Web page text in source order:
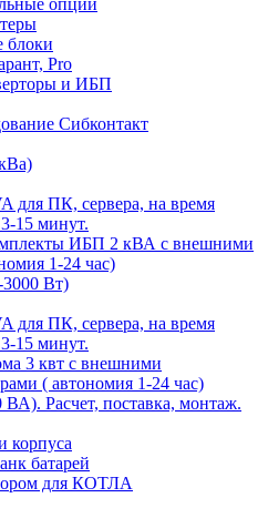
опции
блоки
Pro
и ИБП
Сибконтакт
для ПК, сервера, на время
15 минут.
ИБП 2 кВА с внешними
1-24 час)
Вт)
для ПК, сервера, на время
15 минут.
3 квт с внешними
( автономия 1-24 час)
Расчет, поставка, монтаж.
корпуса
батарей
для КОТЛА